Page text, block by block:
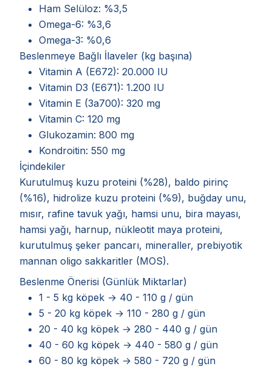
Ham Selüloz: %3,5
Omega-6: %3,6
Omega-3: %0,6
Beslenmeye Bağlı İlaveler (kg başına)
Vitamin A (E672): 20.000 IU
Vitamin D3 (E671): 1.200 IU
Vitamin E (3a700): 320 mg
Vitamin C: 120 mg
Glukozamin: 800 mg
Kondroitin: 550 mg
İçindekiler
Kurutulmuş kuzu proteini (%28), baldo pirinç
(%16), hidrolize kuzu proteini (%9), buğday unu,
mısır, rafine tavuk yağı, hamsi unu, bira mayası,
hamsi yağı, harnup, nükleotit maya proteini,
kurutulmuş şeker pancarı, mineraller, prebiyotik
mannan oligo sakkaritler (MOS).
Beslenme Önerisi (Günlük Miktarlar)
1 - 5 kg köpek → 40 - 110 g / gün
5 - 20 kg köpek → 110 - 280 g / gün
20 - 40 kg köpek → 280 - 440 g / gün
40 - 60 kg köpek → 440 - 580 g / gün
60 - 80 kg köpek → 580 - 720 g / gün